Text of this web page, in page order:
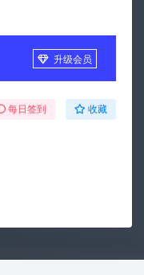
升级会员
每日签到 收藏